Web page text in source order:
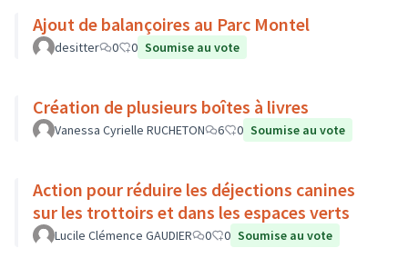
Ajout de balançoires au Parc Montel
desitter 0 0 Soumise au vote
Création de plusieurs boîtes à livres
Vanessa Cyrielle RUCHETON 6 0 Soumise au vote
Action pour réduire les déjections canines
sur les trottoirs et dans les espaces verts
Lucile Clémence GAUDIER 0 0 Soumise au vote